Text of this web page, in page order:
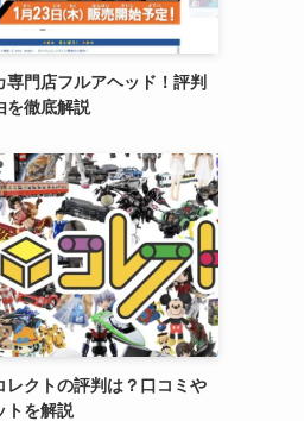
門店フルアヘッド！評判
を徹底解説
レクトの評判は？口コミや
トを解説